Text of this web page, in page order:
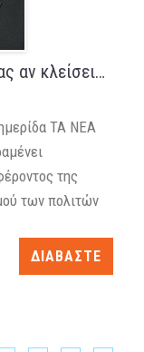
αν κλείσει…
ΤΑ ΝΕΑ
της
των πολιτών
ΔΙΑΒΑΣΤΕ